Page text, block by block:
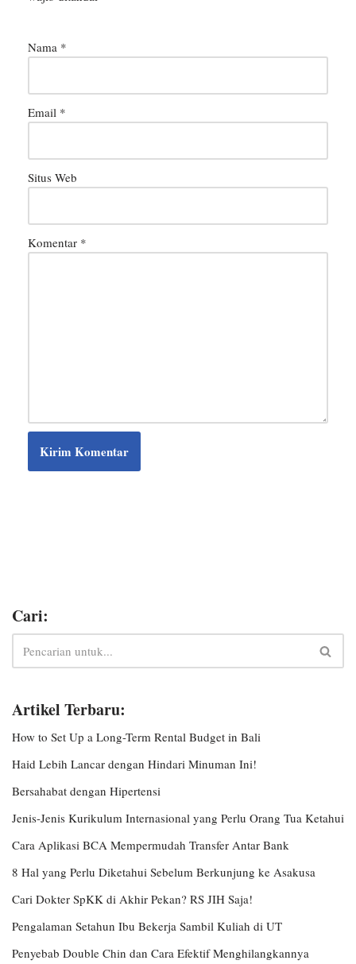
Nama *
Email *
Situs Web
Komentar *
Cari:
Artikel Terbaru:
How to Set Up a Long-Term Rental Budget in Bali
Haid Lebih Lancar dengan Hindari Minuman Ini!
Bersahabat dengan Hipertensi
Jenis-Jenis Kurikulum Internasional yang Perlu Orang Tua Ketahui
Cara Aplikasi BCA Mempermudah Transfer Antar Bank
8 Hal yang Perlu Diketahui Sebelum Berkunjung ke Asakusa
Cari Dokter SpKK di Akhir Pekan? RS JIH Saja!
Pengalaman Setahun Ibu Bekerja Sambil Kuliah di UT
Penyebab Double Chin dan Cara Efektif Menghilangkannya